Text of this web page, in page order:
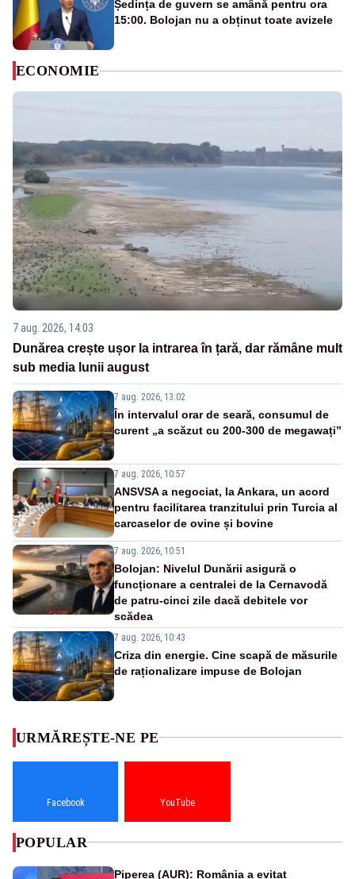
Ședința de guvern se amână pentru ora
15:00. Bolojan nu a obținut toate avizele
ECONOMIE
7 aug. 2026, 14:03
Dunărea crește ușor la intrarea în țară, dar rămâne mult
sub media lunii august
7 aug. 2026, 13:02
În intervalul orar de seară, consumul de
curent „a scăzut cu 200-300 de megawați”
7 aug. 2026, 10:57
ANSVSA a negociat, la Ankara, un acord
pentru facilitarea tranzitului prin Turcia al
carcaselor de ovine și bovine
7 aug. 2026, 10:51
Bolojan: Nivelul Dunării asigură o
funcționare a centralei de la Cernavodă
de patru-cinci zile dacă debitele vor
scădea
7 aug. 2026, 10:43
Criza din energie. Cine scapă de măsurile
de raționalizare impuse de Bolojan
URMĂREȘTE-NE PE
Facebook YouTube
POPULAR
Piperea (AUR): România a evitat